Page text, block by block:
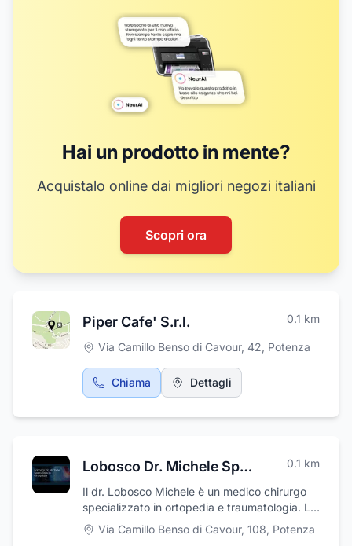
Hai un prodotto in mente?
Acquistalo online dai migliori negozi italiani
Scopri ora
Piper Cafe' S.r.l. 0.1 km
Via Camillo Benso di Cavour, 42, Potenza
Chiama Dettagli
Lobosco Dr. Michele Specialista in Ortopedia 0.1 km
Il dr. Lobosco Michele è un medico chirurgo
specializzato in ortopedia e traumatologia. La
sua competenza professionale si avvale di
un'ottima preparazione teorica in continuo
Via Camillo Benso di Cavour, 108, Potenza